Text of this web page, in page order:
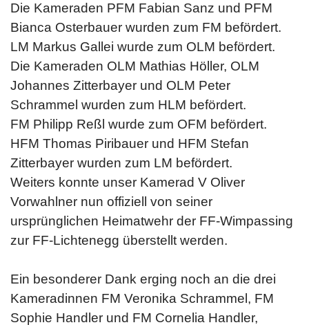
Die Kameraden PFM Fabian Sanz und PFM
Bianca Osterbauer wurden zum FM befördert.
LM Markus Gallei wurde zum OLM befördert.
Die Kameraden OLM Mathias Höller, OLM
Johannes Zitterbayer und OLM Peter
Schrammel wurden zum HLM befördert.
FM Philipp Reßl wurde zum OFM befördert.
HFM Thomas Piribauer und HFM Stefan
Zitterbayer wurden zum LM befördert.
Weiters konnte unser Kamerad V Oliver
Vorwahlner nun offiziell von seiner
ursprünglichen Heimatwehr der FF-Wimpassing
zur FF-Lichtenegg überstellt werden.
Ein besonderer Dank erging noch an die drei
Kameradinnen FM Veronika Schrammel, FM
Sophie Handler und FM Cornelia Handler,